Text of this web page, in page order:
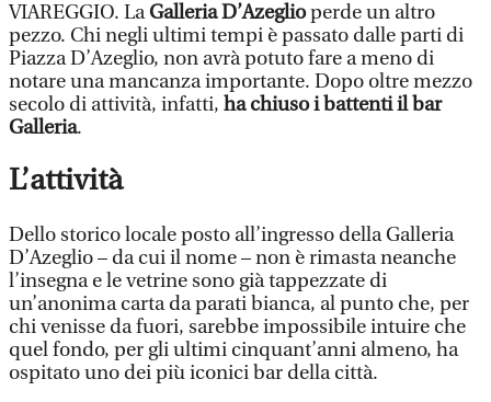
VIAREGGIO. LaGalleria D’Azeglioperde un altro
pezzo. Chi negli ultimi tempi è passato dalle parti di
Piazza D’Azeglio, non avrà potuto fare a meno di
notare una mancanza importante. Dopo oltre mezzo
secolo di attività, infatti, ha chiuso i battenti il bar
Galleria.
L’attività
Dello storico locale posto all’ingresso della Galleria
D’Azeglio – da cui il nome – non è rimasta neanche
l’insegna e le vetrine sono già tappezzate di
un’anonima carta da parati bianca, al punto che, per
chi venisse da fuori, sarebbe impossibile intuire che
quel fondo, per gli ultimi cinquant’anni almeno, ha
ospitato uno dei più iconici bar della città.